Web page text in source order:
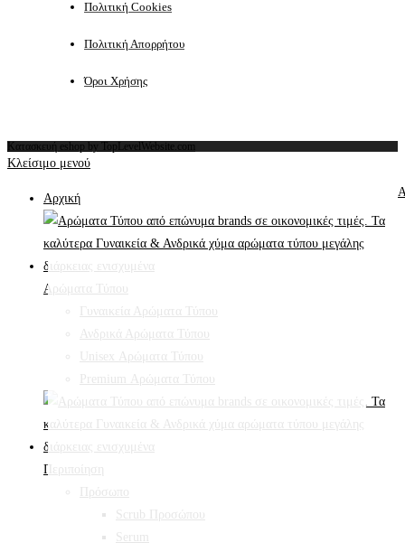
Πολιτική Cookies
Πολιτική Απορρήτου
Όροι Χρήσης
Κατασκευή eshop by TopLevelWebsite.com
Κλείσιμο μενού
Αρχική
Αρώματα Τύπου
Γυναικεία Αρώματα Τύπου
Ανδρικά Αρώματα Τύπου
Unisex Αρώματα Τύπου
Premium Αρώματα Τύπου
Περιποίηση
Πρόσωπο
Scrub Προσώπου
Serum